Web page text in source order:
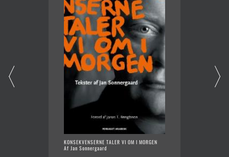
KONSEKVENSERNE TALER VI OM I MORGEN
Af Jan Sonnergaard